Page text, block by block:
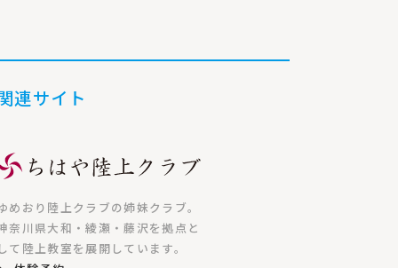
連サイト
めおり陸上クラブの姉妹クラブ。
奈川県大和・綾瀬・藤沢を拠点と
て陸上教室を展開しています。